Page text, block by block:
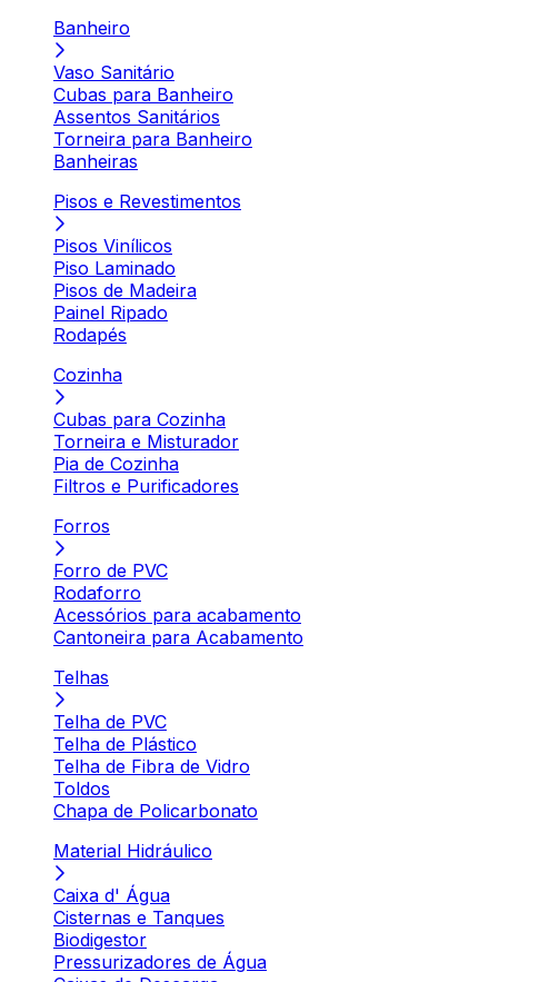
Banheiro
Vaso Sanitário
Cubas para Banheiro
Assentos Sanitários
Torneira para Banheiro
Banheiras
Pisos e Revestimentos
Pisos Vinílicos
Piso Laminado
Pisos de Madeira
Painel Ripado
Rodapés
Cozinha
Cubas para Cozinha
Torneira e Misturador
Pia de Cozinha
Filtros e Purificadores
Forros
Forro de PVC
Rodaforro
Acessórios para acabamento
Cantoneira para Acabamento
Telhas
Telha de PVC
Telha de Plástico
Telha de Fibra de Vidro
Toldos
Chapa de Policarbonato
Material Hidráulico
Caixa d' Água
Cisternas e Tanques
Biodigestor
Pressurizadores de Água